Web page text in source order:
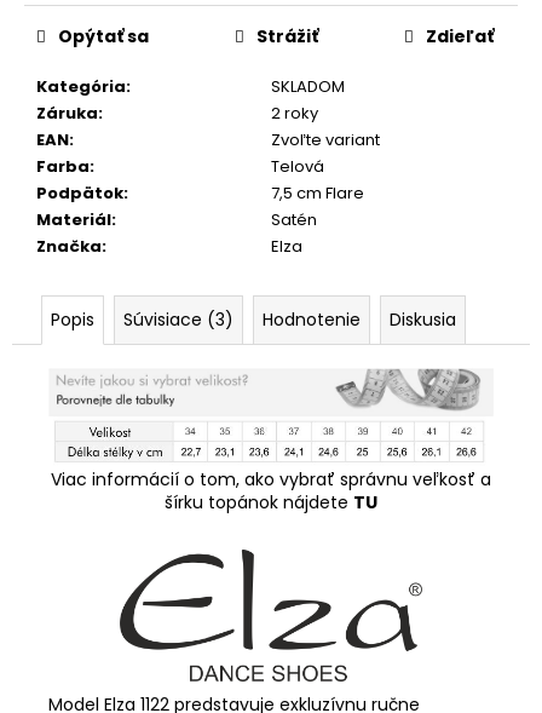
cena:
Kategória:
SKLADOM
Záruka:
2 roky
EAN:
Zvoľte variant
Farba:
Telová
Podpätok:
7,5 cm Flare
Materiál:
Satén
Značka: Elza
Opýtať sa Strážiť Zdieľať
Popis Súvisiace (3) Hodnotenie Diskusia
Viac informácií o tom, ako vybrať správnu veľkosť a
šírku topánok nájdete TU
Model Elza 1122 predstavuje exkluzívnu ručne